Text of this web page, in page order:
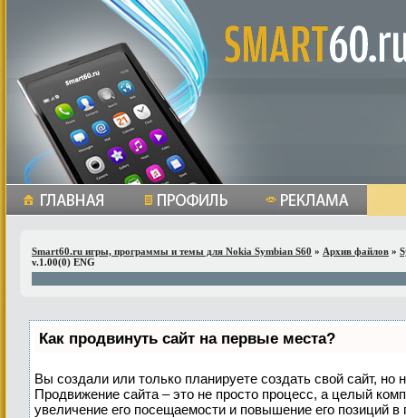
Smart60.ru игры, программы и темы для Nokia Symbian S60 » Архив файлов »
v.1.00(0) ENG
Как продвинуть сайт на первые места?
Вы создали или только планируете создать свой сайт, но
Продвижение сайта – это не просто процесс, а целый
увеличение его посещаемости и повышение его позиций в